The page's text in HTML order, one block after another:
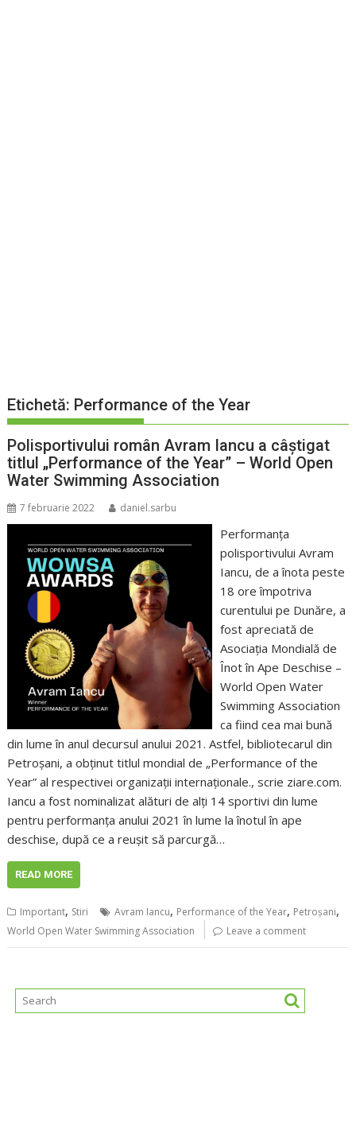
Etichetă: Performance of the Year
Polisportivului român Avram Iancu a câștigat
titlul „Performance of the Year” – World Open
Water Swimming Association
7 februarie 2022 daniel.sarbu
Performanţa
polisportivului Avram
Iancu, de a înota peste
18 ore împotriva
curentului pe Dunăre, a
fost apreciată de
Asociația Mondială de
Înot în Ape Deschise –
World Open Water
Swimming Association
ca fiind cea mai bună
din lume în anul decursul anului 2021. Astfel, bibliotecarul din
Petroşani, a obţinut titlul mondial de „Performance of the
Year” al respectivei organizații internaționale., scrie ziare.com.
Iancu a fost nominalizat alături de alţi 14 sportivi din lume
pentru performanţa anului 2021 în lume la înotul în ape
deschise, după ce a reuşit să parcurgă…
READ MORE
Important, Stiri Avram Iancu, Performance of the Year, Petroşani,
World Open Water Swimming Association Leave a comment